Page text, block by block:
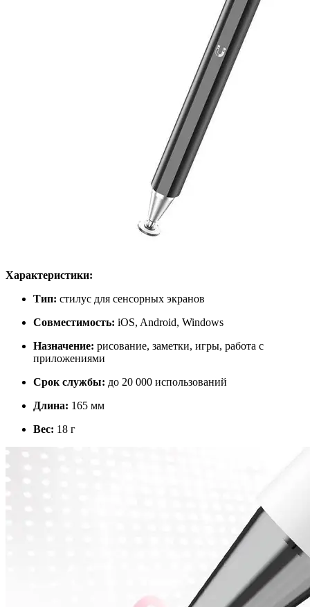
Характеристики:
Тип: стилус для сенсорных экранов
Совместимость: iOS, Android, Windows
Назначение: рисование, заметки, игры, работа с
приложениями
Срок службы: до 20 000 использований
Длина: 165 мм
Вес: 18 г